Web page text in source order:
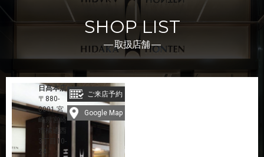
SHOP LIST
― 取扱店舗 ―
日髙本店
〒880-
0001 宮
崎県宮崎
市橘通西
3丁目10-
24
ご来店予約
Google Map